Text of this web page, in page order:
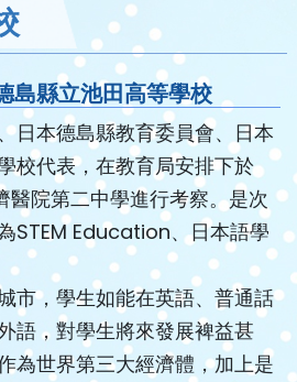
島縣立池田高等學校
日本德島縣教育委員會、日本
校代表，在教育局安排下於
醫院第二中學進行考察。是次
STEM Education、日本語學
市，學生如能在英語、普通話
語，對學生將來發展裨益甚
為世界第三大經濟體，加上是